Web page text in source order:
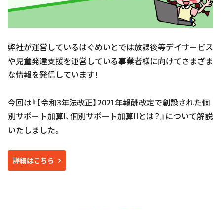
弊社が運営しているはぐめいとでは放課後等デイサービス
や児童発達支援を運営している事業者様に向けてさまざま
な情報を発信しています！
今回は『【令和3年法改正】2021年報酬改定で創設された個
別サポート加算I、個別サポート加算IIとは？』について解説
いたしました。
詳細はこちら